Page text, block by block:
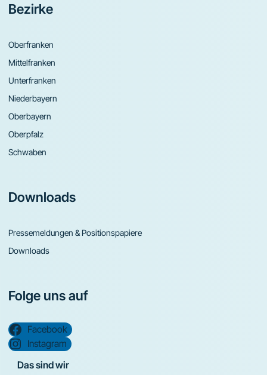
Bezirke
Oberfranken
Mittelfranken
Unterfranken
Niederbayern
Oberbayern
Oberpfalz
Schwaben
Downloads
Pressemeldungen & Positionspapiere
Downloads
Folge uns auf
Facebook
Instagram
Das sind wir